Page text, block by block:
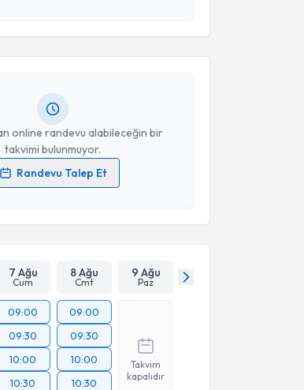
online randevu alabileceğin bir
takvimi bulunmuyor.
Randevu Talep Et
işlenmesine ilişkinAydınlatma Metni
Talebini Gönder
7 Ağu
Cum
8 Ağu
Cmt
9 Ağu
Paz
09:00
09:30
10:00
10:30
09:00
09:30
10:00
10:30
Takvim
kapalıdır